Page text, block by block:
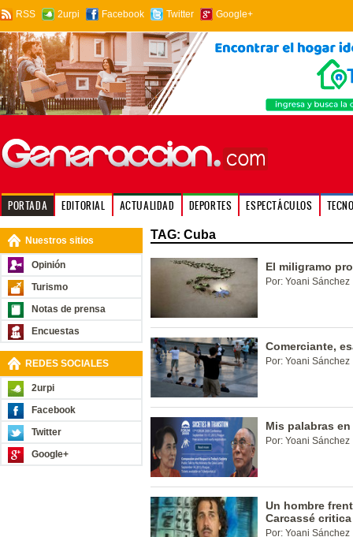
RSS 2urpi Facebook Twitter Google+
PORTADA EDITORIAL ACTUALIDAD DEPORTES ESPECTÁCULOS
Nuestros sitios
Opinión
Turismo
Notas de prensa
Encuestas
REDES SOCIALES
2urpi
Facebook
Twitter
Google+
TAG: Cuba
El miligramo
Por: Yoani Sánchez
Comerciante,
Por: Yoani Sánchez
Mis palabras
Por: Yoani Sánchez
Un hombre
Carcassé
Por: Yoani Sánchez